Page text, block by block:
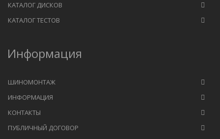
КАТАЛОГ ДИСКОВ
КАТАЛОГ ТЕСТОВ
Информация
ШИНОМОНТАЖ
ИНФОРМАЦИЯ
КОНТАКТЫ
ПУБЛИЧНЫЙ ДОГОВОР